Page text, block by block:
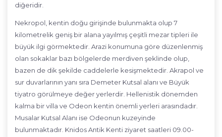
diğeridir.
Nekropol, kentin doğu girişinde bulunmakta olup 7
kilometrelik geniş bir alana yayılmış çeşitli mezar tipleri ile
büyük ilgi görmektedir. Arazi konumuna göre düzenlenmiş
olan sokaklar bazı bölgelerde merdiven şeklinde olup,
bazen de dik şekilde caddelerle kesişmektedir. Akrapol ve
sur duvarlarının yanı sıra Demeter Kutsal alanı ve Büyük
tiyatro görülmeye değer yerlerdir. Hellenistik dönemden
kalma bir villa ve Odeon kentin önemli yerleri arasındadır.
Musalar Kutsal Alanı ise Odeonun kuzeyinde
bulunmaktadır. Knidos Antik Kenti ziyaret saatleri 09.00-